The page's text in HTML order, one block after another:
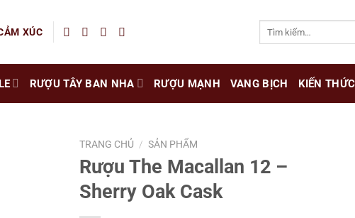
XÚC
RƯỢU TÂY BAN NHA RƯỢU MẠNH VANG BỊCH KIẾN
TRANG CHỦ / SẢN PHẨM
Rượu The Macallan 12 –
Sherry Oak Cask